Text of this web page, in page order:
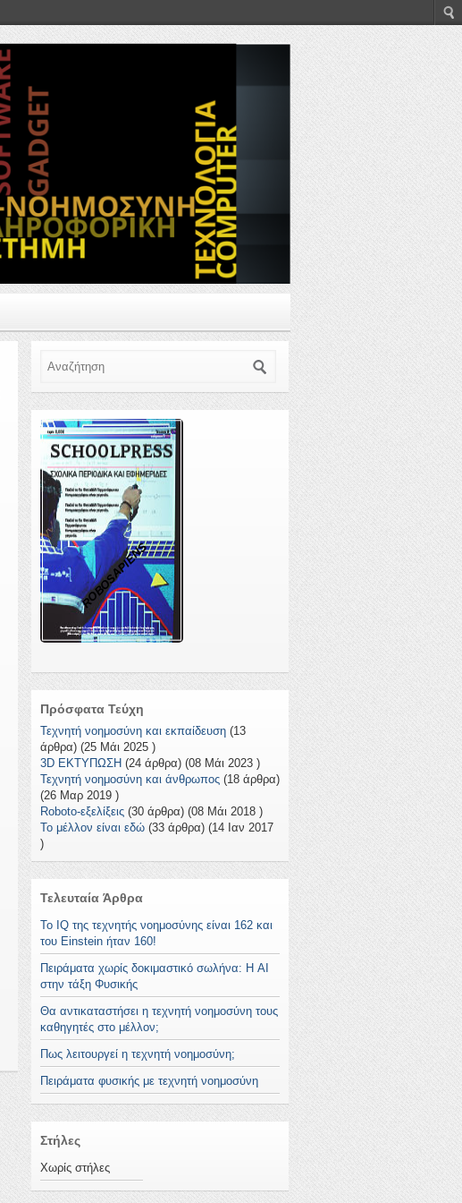
ROBOSAPIENS
Πρόσφατα Τεύχη
Τεχνητή νοημοσύνη και εκπαίδευση (13
άρθρα) (25 Μάι 2025 )
3D ΕΚΤΥΠΩΣΗ (24 άρθρα) (08 Μάι 2023 )
Τεχνητή νοημοσύνη και άνθρωπος (18 άρθρα)
(26 Μαρ 2019 )
Roboto-εξελίξεις (30 άρθρα) (08 Μάι 2018 )
Το μέλλον είναι εδώ (33 άρθρα) (14 Ιαν 2017
)
Τελευταία Άρθρα
To IQ της τεχνητής νοημοσύνης είναι 162 και
του Einstein ήταν 160!
Πειράματα χωρίς δοκιμαστικό σωλήνα: Η AI
στην τάξη Φυσικής
Θα αντικαταστήσει η τεχνητή νοημοσύνη τους
καθηγητές στο μέλλον;
Πως λειτουργεί η τεχνητή νοημοσύνη;
Πειράματα φυσικής με τεχνητή νοημοσύνη
Στήλες
Χωρίς στήλες